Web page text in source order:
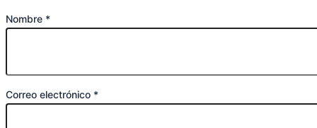
Nombre *
Correo electrónico *